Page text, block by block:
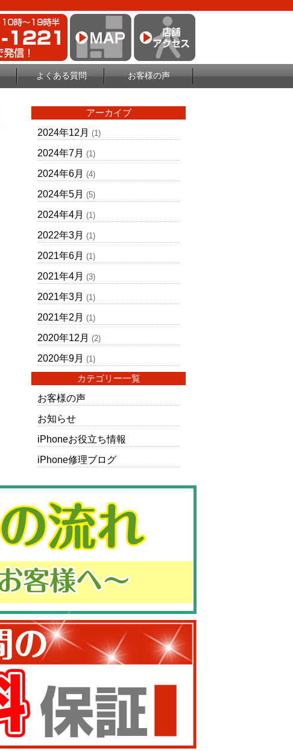
よくある質問 お客様の声
アーカイブ
2024年12月 (1)
2024年7月 (1)
2024年6月 (4)
2024年5月 (5)
2024年4月 (1)
2022年3月 (1)
2021年6月 (1)
2021年4月 (3)
2021年3月 (1)
2021年2月 (1)
2020年12月 (2)
2020年9月 (1)
カテゴリー一覧
お客様の声
お知らせ
iPhoneお役立ち情報
iPhone修理ブログ